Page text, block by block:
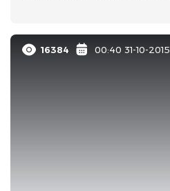
16384 00:40 31-10-2015